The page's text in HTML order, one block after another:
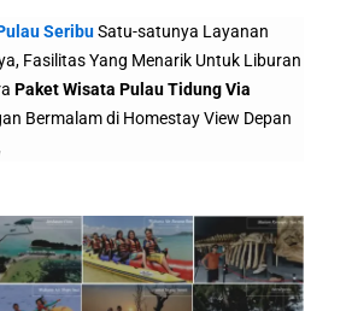
SeribuSatu-satunya Layanan
Fasilitas Yang Menarik Untuk Liburan
Paket Wisata Pulau Tidung Via
Bermalam di Homestay View Depan